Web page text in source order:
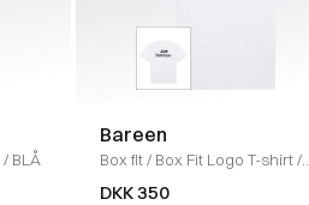
/ BLÅ
Bareen
Box fit/ Box Fit Logo T-shirt/
WHITE
DKK 350